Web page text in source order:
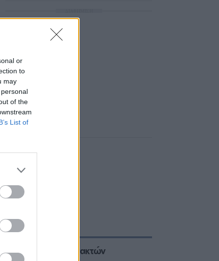
or
to
may
of the
List of
Επιλογές των Συντακτών